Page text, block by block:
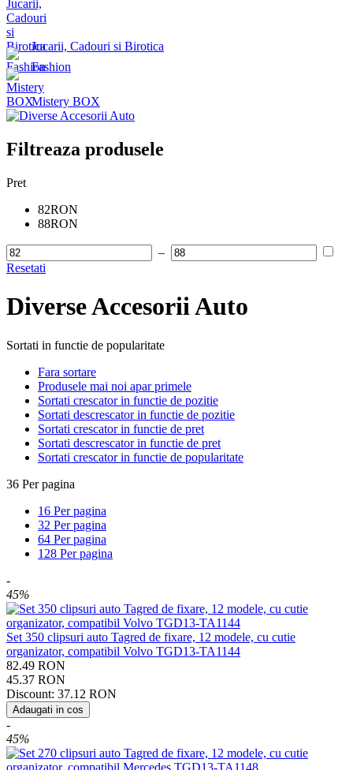
Jucarii, Cadouri si Birotica
Fashion
Mistery BOX
Filtreaza produsele
Pret
82RON
88RON
–
Resetati
Diverse Accesorii Auto
Sortati in functie de popularitate
Fara sortare
Produsele mai noi apar primele
Sortati crescator in functie de pozitie
Sortati descrescator in functie de pozitie
Sortati crescator in functie de pret
Sortati descrescator in functie de pret
Sortati crescator in functie de popularitate
36 Per pagina
16 Per pagina
32 Per pagina
64 Per pagina
128 Per pagina
-
45%
Set 350 clipsuri auto Tagred de fixare, 12 modele, cu cutie
organizator, compatibil Volvo TGD13-TA1144
82.49 RON
45.37 RON
Discount: 37.12 RON
Adaugati in cos
-
45%